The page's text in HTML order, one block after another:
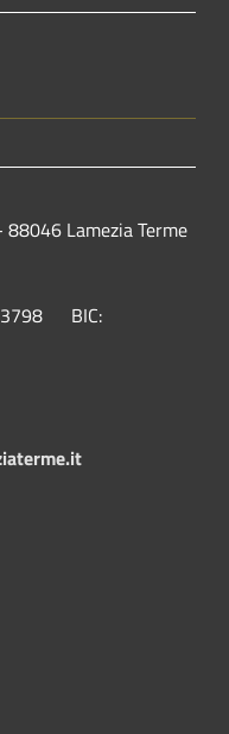
Lamezia Terme
BIC: